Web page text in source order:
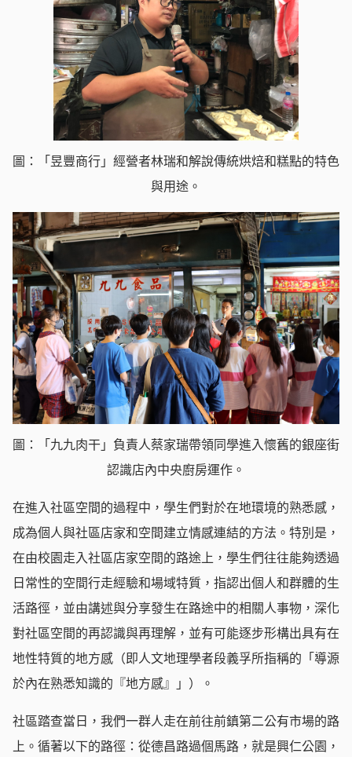
圖：「昱豐商行」經營者林瑞和解說傳統烘焙和糕點的特色
與用途。
圖：「九九肉干」負責人蔡家瑞帶領同學進入懷舊的銀座街
認識店內中央廚房運作。
在進入社區空間的過程中，學生們對於在地環境的熟悉感，
成為個人與社區店家和空間建立情感連結的方法。特別是，
在由校園走入社區店家空間的路途上，學生們往往能夠透過
日常性的空間行走經驗和場域特質，指認出個人和群體的生
活路徑，並由講述與分享發生在路途中的相關人事物，深化
對社區空間的再認識與再理解，並有可能逐步形構出具有在
地性特質的地方感（即人文地理學者段義孚所指稱的「導源
於內在熟悉知識的『地方感』」）。
社區踏查當日，我們一群人走在前往前鎮第二公有市場的路
上。循著以下的路徑：從德昌路過個馬路，就是興仁公園，